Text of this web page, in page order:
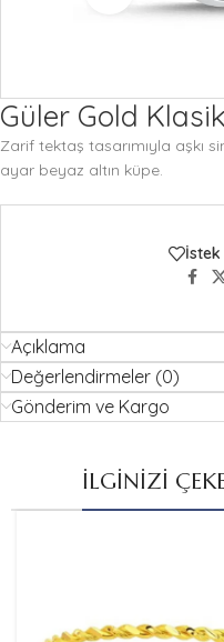
Güler Gold
Zarif tektaş tasarımıyla aşkı
ayar beyaz altın küpe.
İstek
Açıklama
Değerlendirmeler (0)
Gönderim ve Kargo
İLGİNİZİ